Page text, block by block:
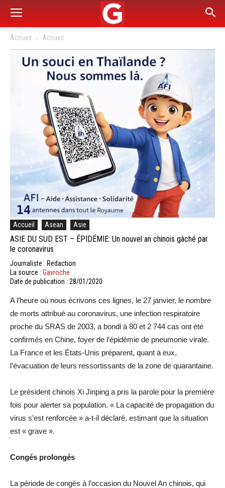
Accueil Accueil
Accueil Asean Asie
ASIE DU SUD EST – ÉPIDÉMIE: Un nouvel an chinois gâché par
le coronavirus
Journaliste : Redaction
La source : Gavroche
Date de publication : 28/01/2020
A l’heure où nous écrivons ces lignes, le 27 janvier, le nombre
de morts attribué au coronavirus, une infection respiratoire
proche du SRAS de 2003, a bondi à 80 et 2 744 cas ont été
confirmés en Chine, foyer de l’épidémie de pneumonie virale.
La France et les États-Unis préparent, quant à eux,
l’évacuation de leurs ressortissants de la zone de quarantaine.
Le président chinois Xi Jinping a pris la parole pour la première
fois pour alerter sa population. « La capacité de propagation du
virus s’est renforcée » a-t-il déclaré, estimant que la situation
est « grave ».
Congés prolongés
La période de congés à l’occasion du Nouvel An chinois, qui